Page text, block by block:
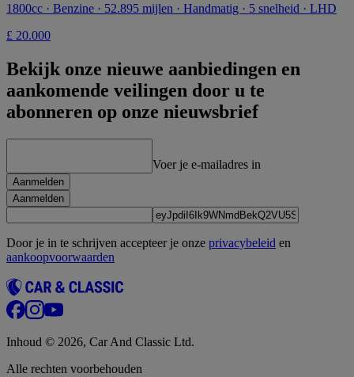
1800cc · Benzine · 52.895 mijlen · Handmatig · 5 snelheid · LHD
£ 20.000
Bekijk onze nieuwe aanbiedingen en
aankomende veilingen door u te
abonneren op onze nieuwsbrief
Voer je e-mailadres in
Aanmelden
Aanmelden
Door je in te schrijven accepteer je onze privacybeleid en
aankoopvoorwaarden
Inhoud © 2026, Car And Classic Ltd.
Alle rechten voorbehouden